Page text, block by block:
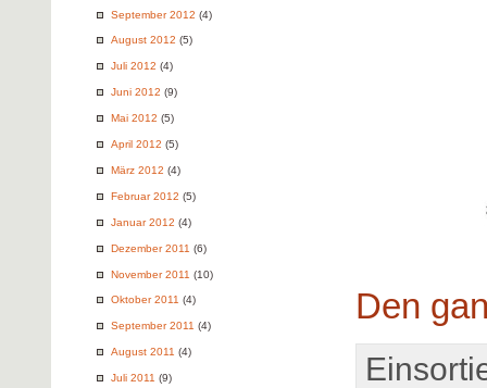
September 2012 (4)
August 2012 (5)
Juli 2012 (4)
Juni 2012 (9)
Mai 2012 (5)
April 2012 (5)
März 2012 (4)
Februar 2012 (5)
Januar 2012 (4)
Dezember 2011 (6)
November 2011 (10)
Oktober 2011 (4)
September 2011 (4)
August 2011 (4)
Juli 2011 (9)
Den